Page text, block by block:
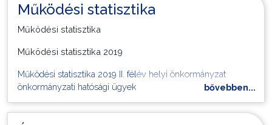
Működési statisztika
Működési statisztika
Működési statisztika 2019
Működési statisztika 2019 II. félév helyi önkormányzat
önkormányzati hatósági ügyek
államigazgatási hatósági ügyek
bővebben...